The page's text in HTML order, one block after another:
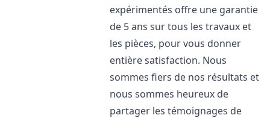
expérimentés offre une garantie
de 5 ans sur tous les travaux et
les pièces, pour vous donner
entière satisfaction. Nous
sommes fiers de nos résultats et
nous sommes heureux de
partager les témoignages de